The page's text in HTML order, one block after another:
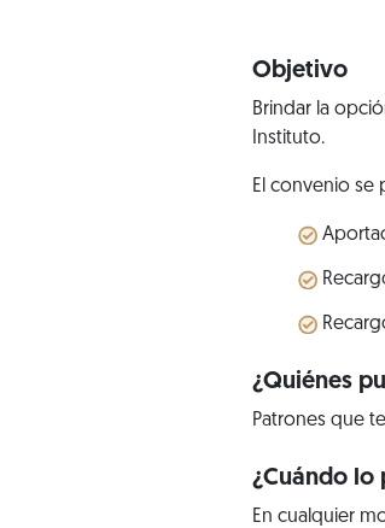
Objetivo
Brindar la
Instituto.
El convenio se
¿Quiénes
Patrones que
¿Cuándo lo
En cualquier